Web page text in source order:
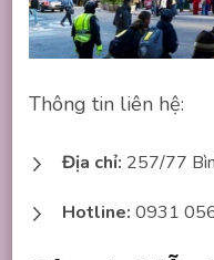
Thông tin liên hệ:
Địa chỉ: 257/77
Hotline: 0931